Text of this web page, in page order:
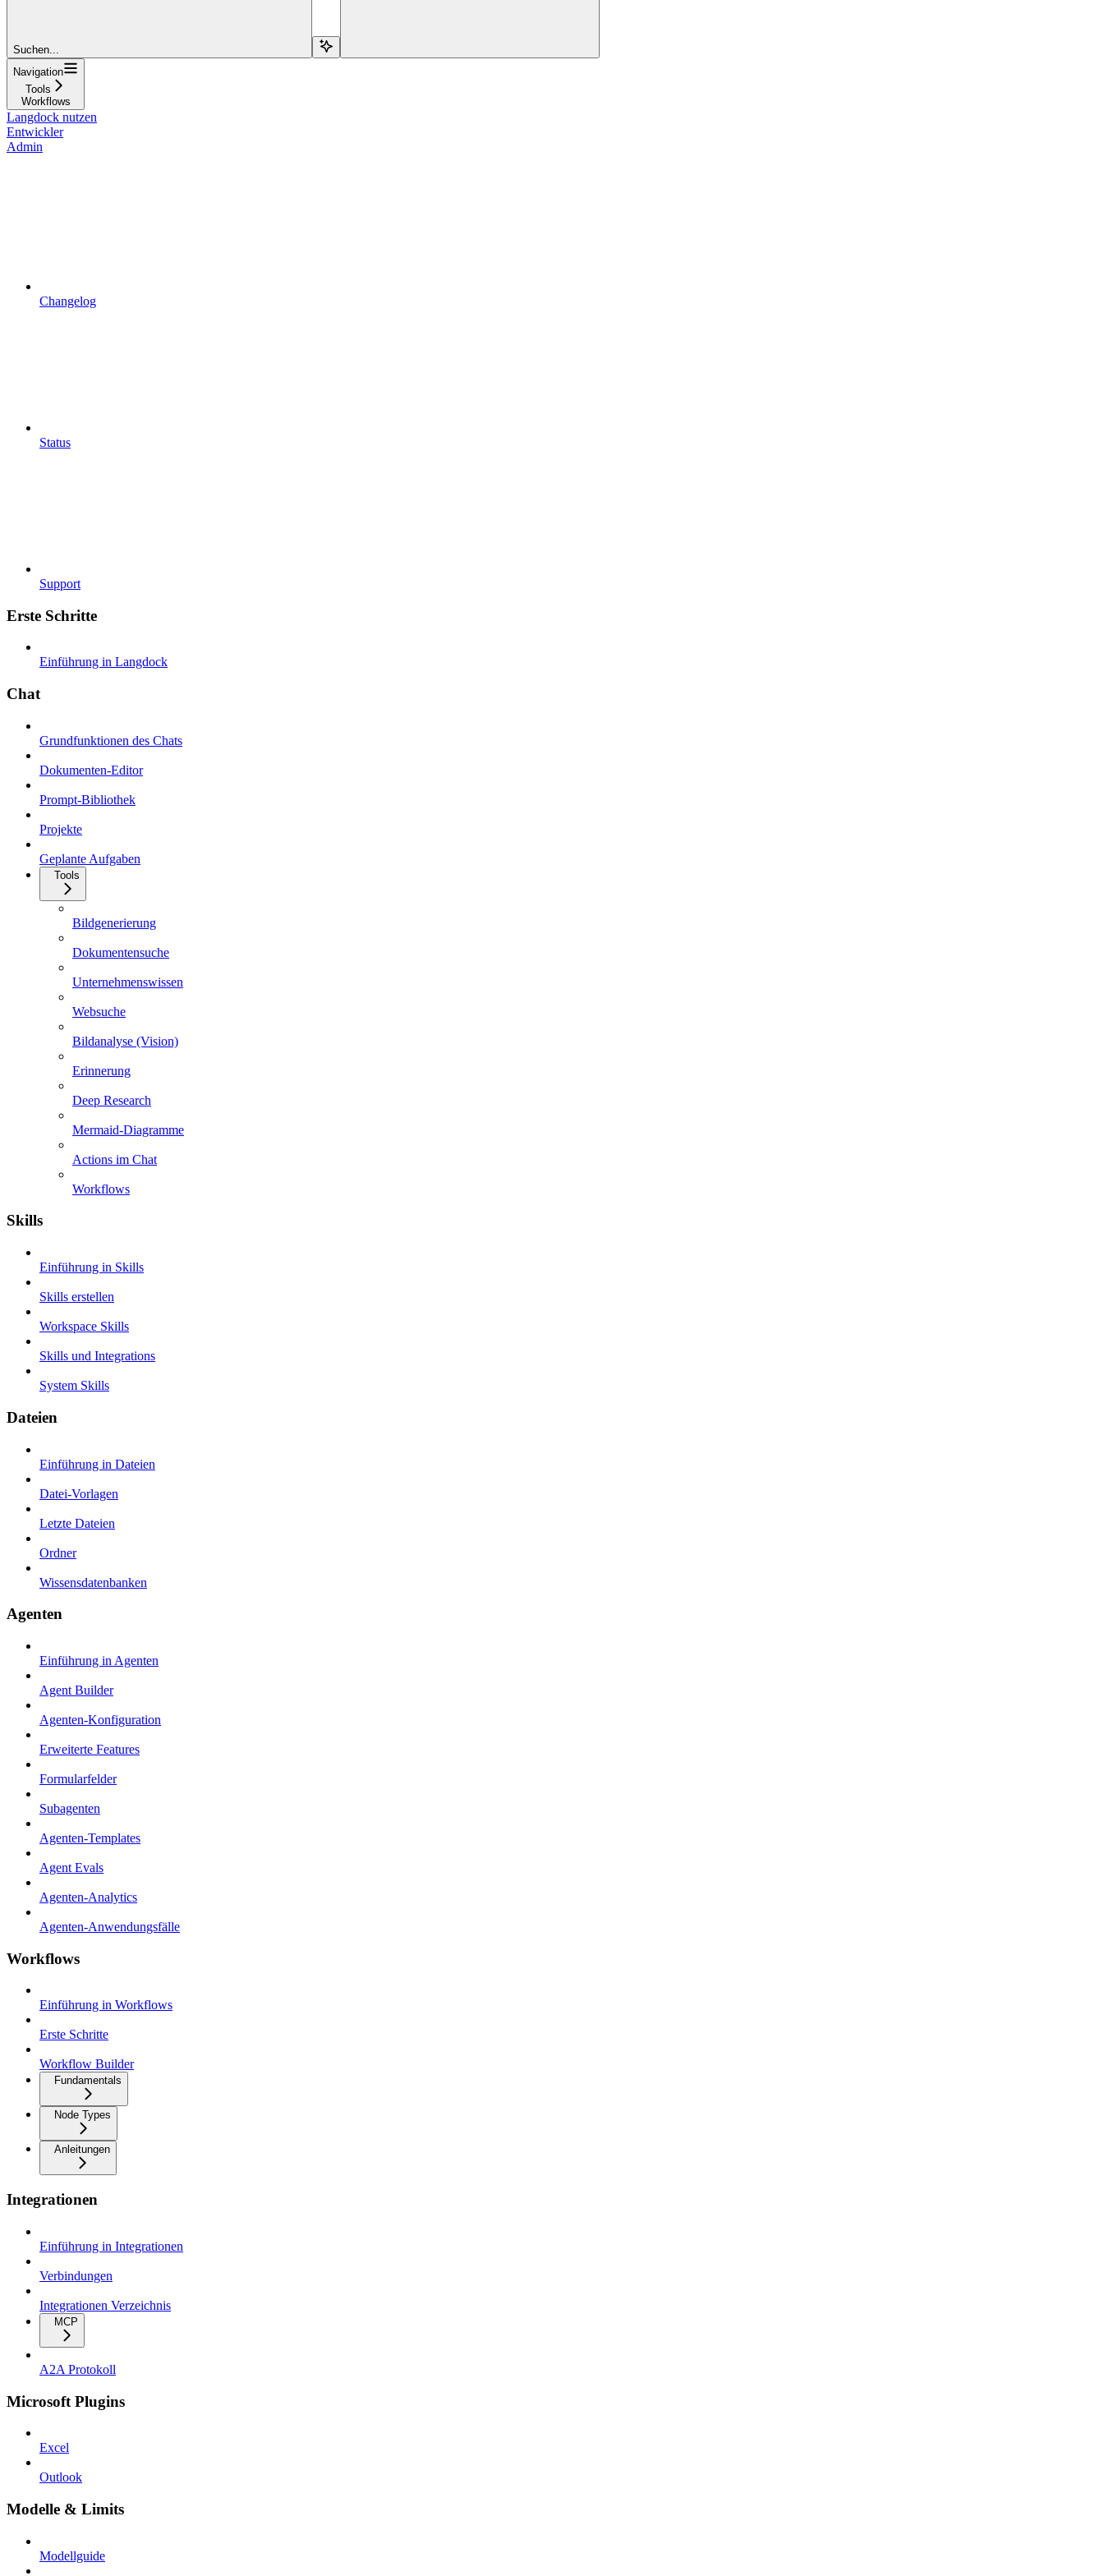
Suchen...
Navigation
Tools
Workflows
Langdock nutzen
Entwickler
Admin
Changelog
Status
Support
Erste Schritte
Einführung in Langdock
Chat
Grundfunktionen des Chats
Dokumenten-Editor
Prompt-Bibliothek
Projekte
Geplante Aufgaben
Tools
Bildgenerierung
Dokumentensuche
Unternehmenswissen
Websuche
Bildanalyse (Vision)
Erinnerung
Deep Research
Mermaid-Diagramme
Actions im Chat
Workflows
Skills
Einführung in Skills
Skills erstellen
Workspace Skills
Skills und Integrations
System Skills
Dateien
Einführung in Dateien
Datei-Vorlagen
Letzte Dateien
Ordner
Wissensdatenbanken
Agenten
Einführung in Agenten
Agent Builder
Agenten-Konfiguration
Erweiterte Features
Formularfelder
Subagenten
Agenten-Templates
Agent Evals
Agenten-Analytics
Agenten-Anwendungsfälle
Workflows
Einführung in Workflows
Erste Schritte
Workflow Builder
Fundamentals
Node Types
Anleitungen
Integrationen
Einführung in Integrationen
Verbindungen
Integrationen Verzeichnis
MCP
A2A Protokoll
Microsoft Plugins
Excel
Outlook
Modelle & Limits
Modellguide